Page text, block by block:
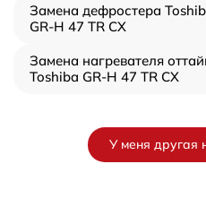
Замена дефростера
GR-H 47 TR CX
Замена нагревателя
Toshiba GR-H 47 TR CX
У меня другая